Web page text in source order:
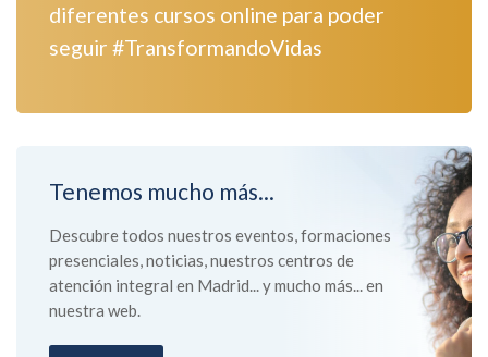
diferentes cursos online para poder
seguir #TransformandoVidas
Tenemos mucho más...
Descubre todos nuestros eventos, formaciones
presenciales, noticias, nuestros centros de
atención integral en Madrid... y mucho más... en
nuestra web.